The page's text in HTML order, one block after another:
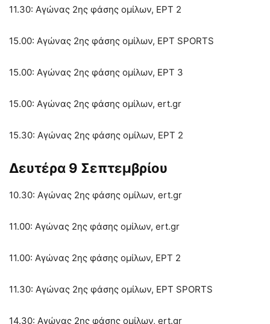
11.30: Αγώνας 2ης φάσης ομίλων, ΕΡΤ 2
15.00: Αγώνας 2ης φάσης ομίλων, ΕΡΤ SPORTS
15.00: Αγώνας 2ης φάσης ομίλων, ΕΡΤ 3
15.00: Αγώνας 2ης φάσης ομίλων, ert.gr
15.30: Αγώνας 2ης φάσης ομίλων, ΕΡΤ 2
Δευτέρα 9 Σεπτεμβρίου
10.30: Αγώνας 2ης φάσης ομίλων, ert.gr
11.00: Αγώνας 2ης φάσης ομίλων, ert.gr
11.00: Αγώνας 2ης φάσης ομίλων, ΕΡΤ 2
11.30: Αγώνας 2ης φάσης ομίλων, ΕΡΤ SPORTS
14.30: Αγώνας 2ης φάσης ομίλων, ert.gr